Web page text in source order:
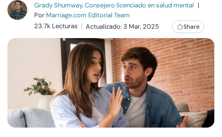
Relaciones
Familia
Ayuda
Cursos
Grady Shumway, Consejero licenciado en salud mental |
Por Marriage.com Editorial Team
23.7k Lecturas
Actualizado: 3 Mar, 2025 Share